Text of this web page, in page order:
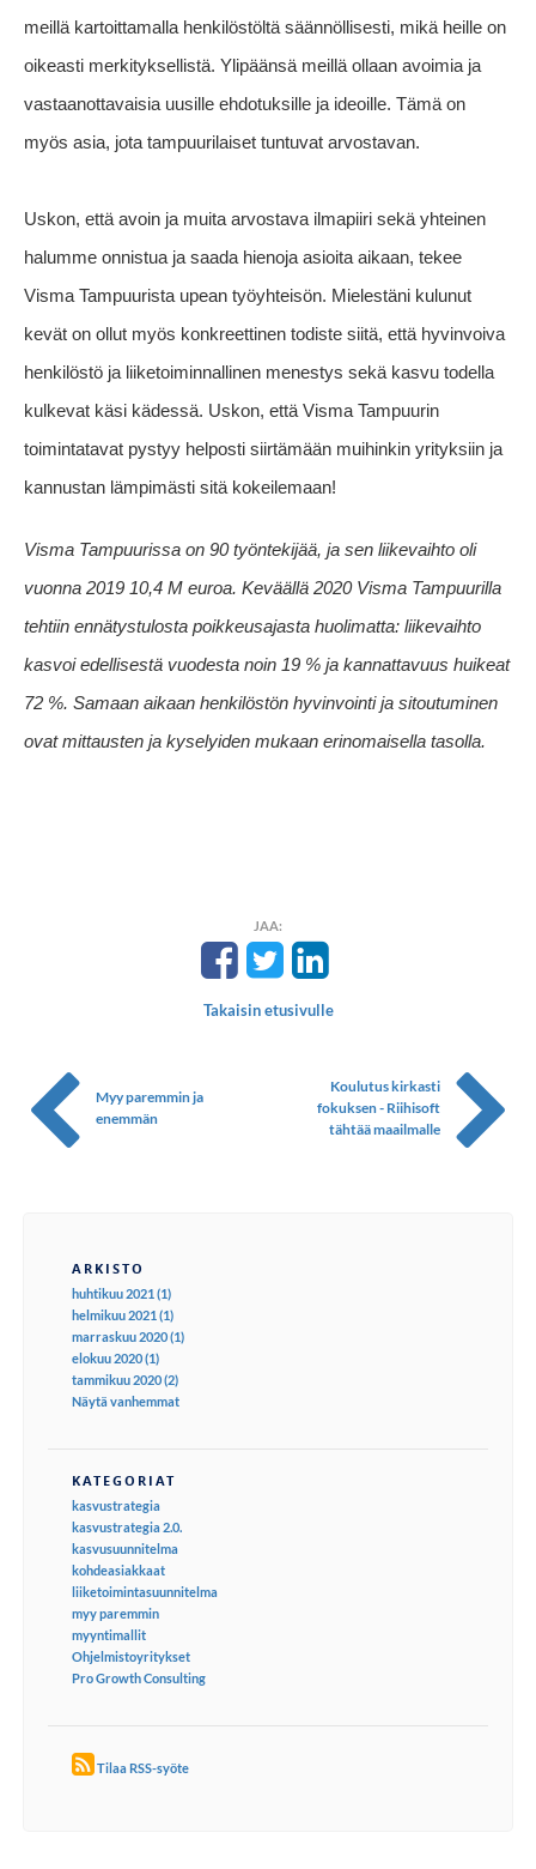
meillä kartoittamalla henkilöstöltä säännöllisesti, mikä heille on
oikeasti merkityksellistä. Ylipäänsä meillä ollaan avoimia ja
vastaanottavaisia uusille ehdotuksille ja ideoille. Tämä on
myös asia, jota tampuurilaiset tuntuvat arvostavan.
Uskon, että avoin ja muita arvostava ilmapiiri sekä yhteinen
halumme onnistua ja saada hienoja asioita aikaan, tekee
Visma Tampuurista upean työyhteisön. Mielestäni kulunut
kevät on ollut myös konkreettinen todiste siitä, että hyvinvoiva
henkilöstö ja liiketoiminnallinen menestys sekä kasvu todella
kulkevat käsi kädessä. Uskon, että Visma Tampuurin
toimintatavat pystyy helposti siirtämään muihinkin yrityksiin ja
kannustan lämpimästi sitä kokeilemaan!
Visma Tampuurissa on 90 työntekijää, ja sen liikevaihto oli
vuonna 2019 10,4 M euroa. Keväällä 2020 Visma Tampuurilla
tehtiin ennätystulosta poikkeusajasta huolimatta: liikevaihto
kasvoi edellisestä vuodesta noin 19 % ja kannattavuus huikeat
72 %. Samaan aikaan henkilöstön hyvinvointi ja sitoutuminen
ovat mittausten ja kyselyiden mukaan erinomaisella tasolla.
JAA:
Takaisin etusivulle
Myy paremmin ja
enemmän
Koulutus kirkasti
fokuksen - Riihisoft
tähtää maailmalle
ARKISTO
huhtikuu 2021 (1)
helmikuu 2021 (1)
marraskuu 2020 (1)
elokuu 2020 (1)
tammikuu 2020 (2)
Näytä vanhemmat
KATEGORIAT
kasvustrategia
kasvustrategia 2.0.
kasvusuunnitelma
kohdeasiakkaat
liiketoimintasuunnitelma
myy paremmin
myyntimallit
Ohjelmistoyritykset
Pro Growth Consulting
Tilaa RSS-syöte